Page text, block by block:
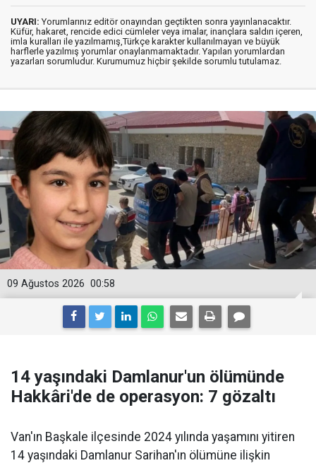
UYARI: Yorumlarınız editör onayından geçtikten sonra yayınlanacaktır.
Küfür, hakaret, rencide edici cümleler veya imalar, inançlara saldırı içeren,
imla kuralları ile yazılmamış,Türkçe karakter kullanılmayan ve büyük
harflerle yazılmış yorumlar onaylanmamaktadır. Yapılan yorumlardan
yazarları sorumludur. Kurumumuz hiçbir şekilde sorumlu tutulamaz.
00:58
09 Ağustos 2026
14 yaşındaki Damlanur'un ölümünde
Hakkâri'de de operasyon: 7 gözaltı
Van'ın Başkale ilçesinde 2024 yılında yaşamını yitiren
14 yaşındaki Damlanur Sarihan'ın ölümüne ilişkin